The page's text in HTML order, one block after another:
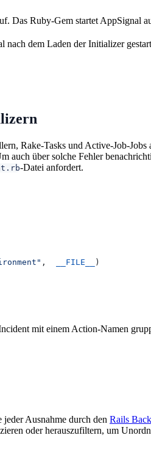
Das Ruby-Gem startet AppSignal
dem Laden der Initializer
Rake-Tasks und Active-Job-
auch über solche Fehler
-Datei anfordert.
, __FILE__
)
mit einem Action-Namen
Ausnahme durch den Rails
oder herauszufiltern, um